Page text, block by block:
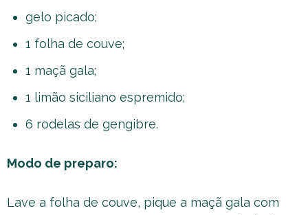
gelo picado;
1 folha de couve;
1 maçã gala;
1 limão siciliano espremido;
6 rodelas de gengibre.
Modo de preparo:
Lave a folha de couve, pique a maçã gala com